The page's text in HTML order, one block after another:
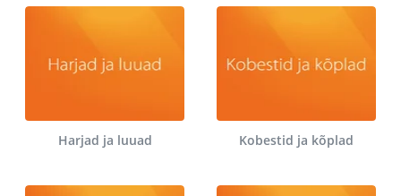
Harjad ja luuad Kobestid ja kõplad